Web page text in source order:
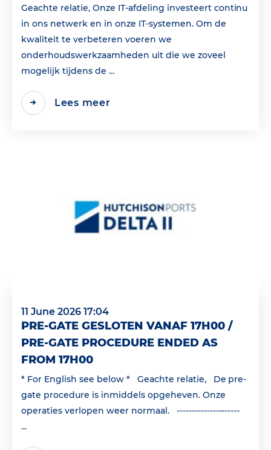
Geachte relatie, Onze IT-afdeling investeert continu
in ons netwerk en in onze IT-systemen. Om de
kwaliteit te verbeteren voeren we
onderhoudswerkzaamheden uit die we zoveel
mogelijk tijdens de ...
Lees meer
11 June 2026 17:04
PRE-GATE GESLOTEN VANAF 17H00 /
PRE-GATE PROCEDURE ENDED AS
FROM 17H00
* For English see below * Geachte relatie, De pre-
gate procedure is inmiddels opgeheven. Onze
operaties verlopen weer normaal. ---------------------
...